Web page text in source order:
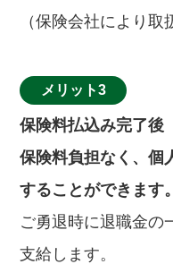
（保険会社により取
メリット3
保険料払込み完了後
保険料負担なく、個
することができます。
ご勇退時に退職金の
支給します。